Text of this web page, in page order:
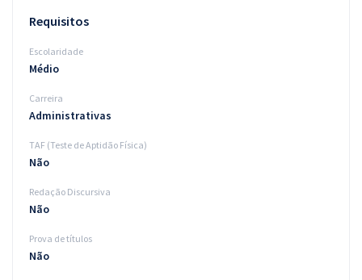
Requisitos
Escolaridade
Médio
Carreira
Administrativas
TAF (Teste de Aptidão Física)
Não
Redação Discursiva
Não
Prova de títulos
Não